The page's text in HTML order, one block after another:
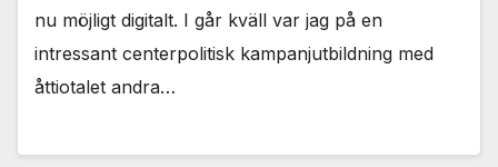
nu möjligt digitalt. I går kväll var jag på en
intressant centerpolitisk kampanjutbildning med
åttiotalet andra…